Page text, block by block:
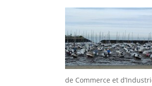
de Commerce et